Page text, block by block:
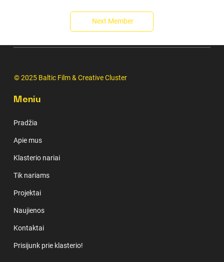
Next Member
© 2025 Baltic Film & Creative Cluster
Meniu
Pradžia
Apie mus
Klasterio nariai
Tik nariams
Projektai
Naujienos
Kontaktai
Prisijunk prie klasterio!